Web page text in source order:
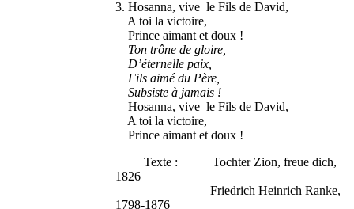
3. Hosanna, vive le Fils de David,
A toi la victoire,
Prince aimant et doux !
Ton trône de gloire,
D’éternelle paix,
Fils aimé du Père,
Subsiste à jamais !
Hosanna, vive le Fils de David,
A toi la victoire,
Prince aimant et doux !
Texte : Tochter Zion, freue dich,
1826
Friedrich Heinrich Ranke,
1798-1876